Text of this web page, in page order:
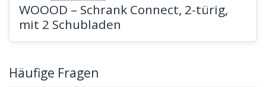
WOOOD – Schrank Connect, 2-türig,
mit 2 Schubladen
Häufige Fragen